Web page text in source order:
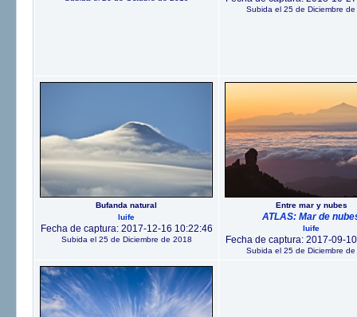
Subida el 25 de Diciembre
Bufanda natural
luife
Fecha de captura: 2017-12-16 10:22:46
Subida el 25 de Diciembre de 2018
Entre mar y nubes
ATLAS: Mar de
luife
Fecha de captura: 2017-09-
Subida el 25 de Diciembre